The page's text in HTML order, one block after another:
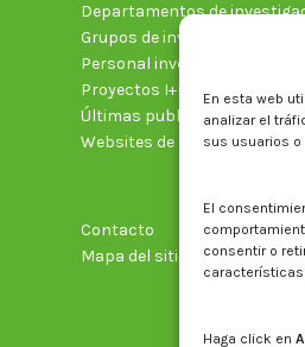
En esta web
analizar el
sus usuarios
El
consentir o
Haga click en
Departamentos de
Grupos de investigación
Personal investigador
Proyectos I+D+I vigentes
Últimas publicaciones
Websites de proyectos
Contacto
Mapa del sitio web